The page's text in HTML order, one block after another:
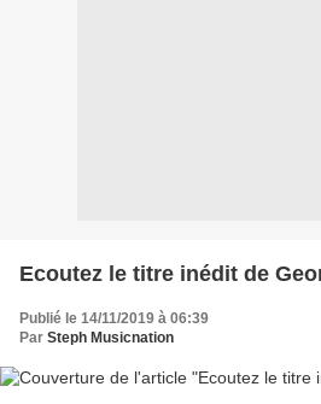
Ecoutez le titre inédit de
Publié le 14/11/2019 à 06:39
Par Steph Musicnation